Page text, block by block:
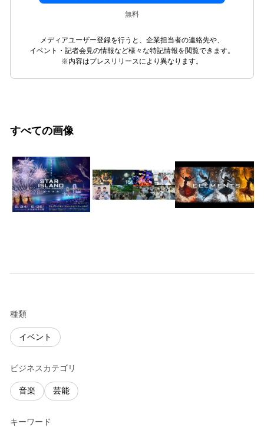
無料
メディアユーザー登録を行うと、企業担当者の連絡先や、
イベント・記者会見の情報など様々な特記情報を閲覧できます。
※内容はプレスリリースにより異なります。
すべての画像
種類
イベント
ビジネスカテゴリ
音楽 芸能
キーワード